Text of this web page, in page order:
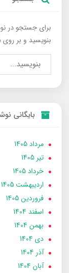
برای جستجو در
بنویسید و بر
بایگانی
مرداد 1405
تير 1405
خرداد 1405
ارديبهشت 1405
فروردین 1405
اسفند 1404
بهمن 1404
دی 1404
آذر 1404
آبان 1404